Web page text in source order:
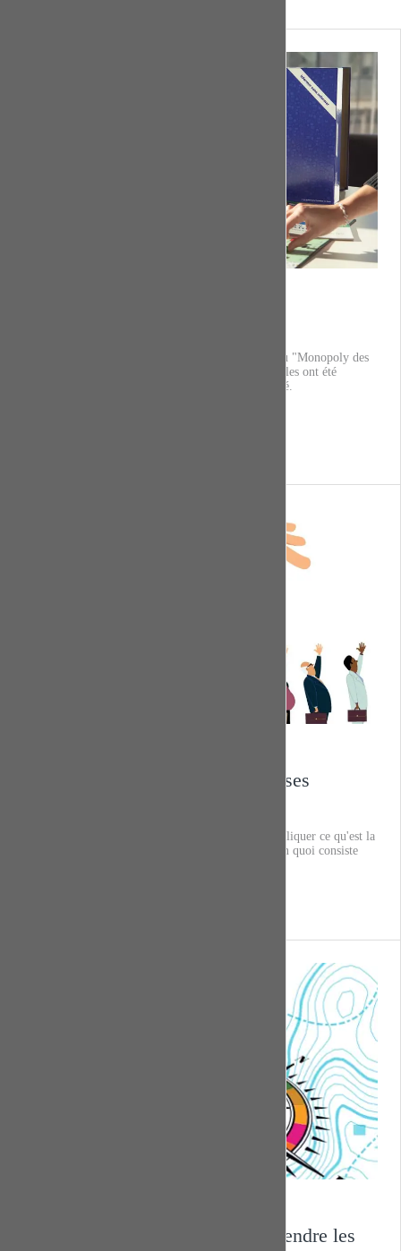
Une boite à outils pégagogiques construite autour du "Monopoly des
inégalités", une extension du Monopoly dont les règles ont été
modifiées pour relféter les inégalités de notre société.
Comprendre la discrimination et ses
Unia propose de courts films d’animation afin d'expliquer ce qu'est la
discrimination, la législation antidiscrimination et en quoi consiste
CAP 2030 – un outil pour comprendre les